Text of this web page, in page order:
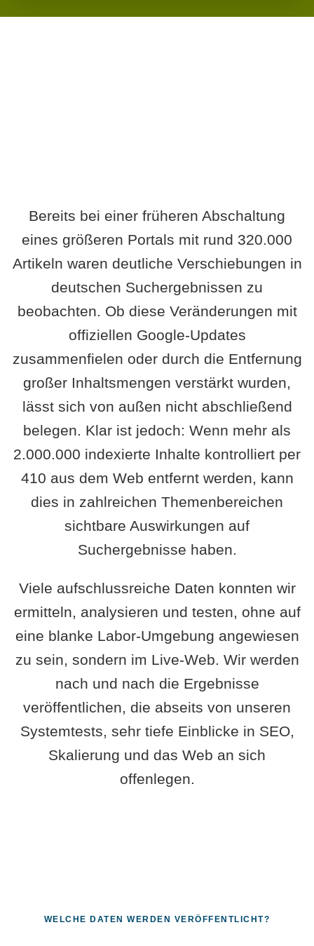
Bereits bei einer früheren Abschaltung
eines größeren Portals mit rund 320.000
Artikeln waren deutliche Verschiebungen in
deutschen Suchergebnissen zu
beobachten. Ob diese Veränderungen mit
offiziellen Google-Updates
zusammenfielen oder durch die Entfernung
großer Inhaltsmengen verstärkt wurden,
lässt sich von außen nicht abschließend
belegen. Klar ist jedoch: Wenn mehr als
2.000.000 indexierte Inhalte kontrolliert per
410 aus dem Web entfernt werden, kann
dies in zahlreichen Themenbereichen
sichtbare Auswirkungen auf
Suchergebnisse haben.
Viele aufschlussreiche Daten konnten wir
ermitteln, analysieren und testen, ohne auf
eine blanke Labor-Umgebung angewiesen
zu sein, sondern im Live-Web. Wir werden
nach und nach die Ergebnisse
veröffentlichen, die abseits von unseren
Systemtests, sehr tiefe Einblicke in SEO,
Skalierung und das Web an sich
offenlegen.
WELCHE DATEN WERDEN VERÖFFENTLICHT?